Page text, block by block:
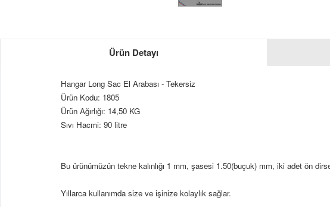
Ürün Detayı
Hangar Long Sac El Arabası - Tekersiz
Ürün Kodu: 1805
Ürün Ağırlığı: 14,50 KG
Sıvı Hacmi: 90 litre
Bu ürünümüzün tekne kalınlığı 1 mm, şasesi 1.50(buçuk) mm, iki adet ön
Yıllarca kullanımda size ve işinize kolaylık sağlar.